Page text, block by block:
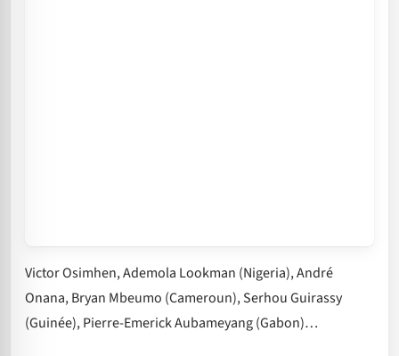
Victor Osimhen, Ademola Lookman (Nigeria), André
Onana, Bryan Mbeumo (Cameroun), Serhou Guirassy
(Guinée), Pierre-Emerick Aubameyang (Gabon)…